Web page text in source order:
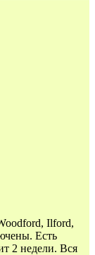
Ilford,
Есть
2 недели. Вся